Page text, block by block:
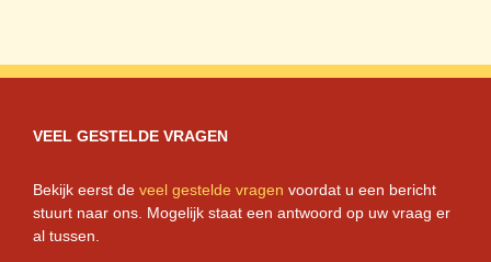
VEEL GESTELDE VRAGEN
Bekijk eerst de veel gestelde vragen voordat u een bericht
stuurt naar ons. Mogelijk staat een antwoord op uw vraag er
al tussen.